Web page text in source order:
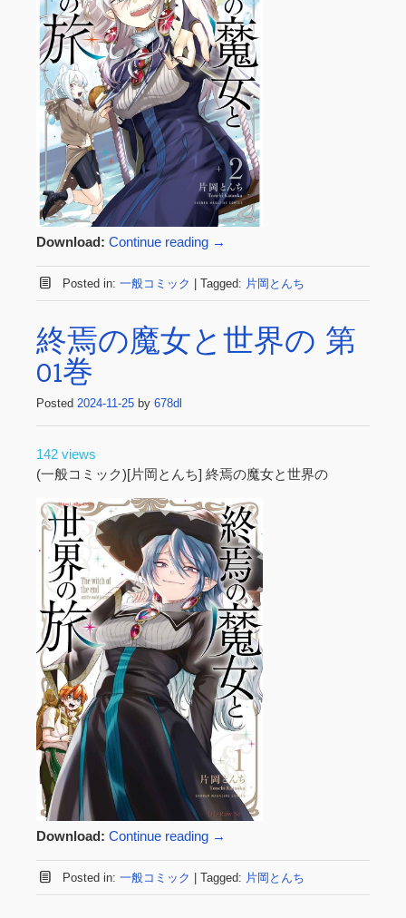
Download: Continue reading →
Posted in: 一般コミック Tagged: 片岡とんち
終焉の魔女と世界の 第
01巻
Posted 2024-11-25 by 678dl
142 views
(一般コミック)[片岡とんち] 終焉の魔女と世界の
Download: Continue reading →
Posted in: 一般コミック | Tagged: 片岡とんち